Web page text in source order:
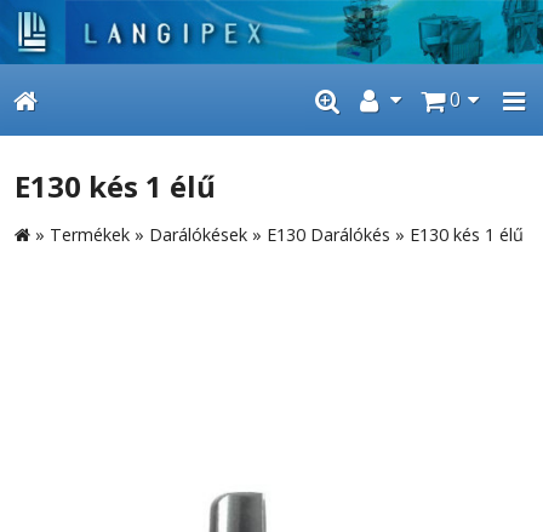
0
E130 kés 1 élű
» Termékek » Darálókések » E130 Darálókés » E130 kés 1 élű